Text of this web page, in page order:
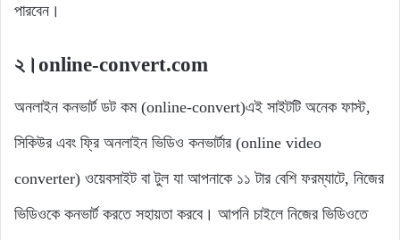
পারবেন।
২।online-convert.com
অনলাইন কনভার্ট ডট কম (online-convert)এই সাইটটি অনেক ফাস্ট,
সিকিউর এবং ফ্রি অনলাইন ভিডিও কনভার্টার (online video
converter) ওয়েবসাইট বা টুল যা আপনাকে ১১ টার বেশি ফরম্যাটে, নিজের
ভিডিওকে কনভার্ট করতে সহায়তা করবে। আপনি চাইলে নিজের ভিডিওতে